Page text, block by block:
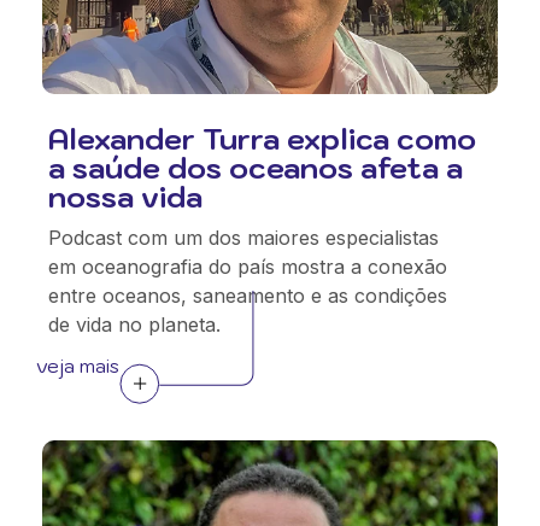
Alexander Turra explica como
a saúde dos oceanos afeta a
nossa vida
Podcast com um dos maiores especialistas
em oceanografia do país mostra a conexão
entre oceanos, saneamento e as condições
de vida no planeta.
veja mais